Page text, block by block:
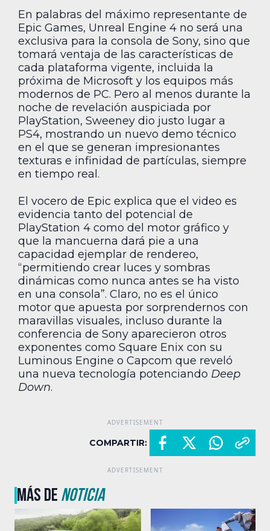
En palabras del máximo representante de
Epic Games, Unreal Engine 4 no será una
exclusiva para la consola de Sony, sino que
tomará ventaja de las características de
cada plataforma vigente, incluida la
próxima de Microsoft y los equipos más
modernos de PC. Pero al menos durante la
noche de revelación auspiciada por
PlayStation, Sweeney dio justo lugar a
PS4, mostrando un nuevo demo técnico
en el que se generan impresionantes
texturas e infinidad de partículas, siempre
en tiempo real.
El vocero de Epic explica que el video es
evidencia tanto del potencial de
PlayStation 4 como del motor gráfico y
que la mancuerna dará pie a una
capacidad ejemplar de rendereo,
“permitiendo crear luces y sombras
dinámicas como nunca antes se ha visto
en una consola”. Claro, no es el único
motor que apuesta por sorprendernos con
maravillas visuales, incluso durante la
conferencia de Sony aparecieron otros
exponentes como Square Enix con su
Luminous Engine o Capcom que reveló
una nueva tecnología potenciando Deep
Down.
COMPARTIR:
MÁS DENOTICIA